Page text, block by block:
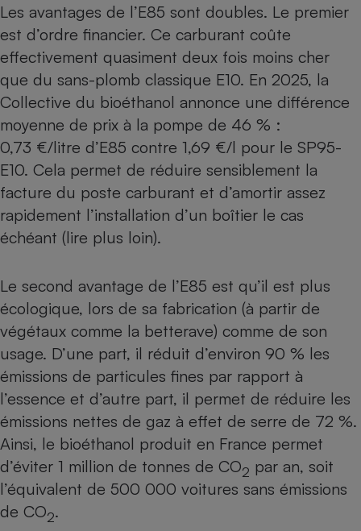
Les avantages de l’E85 sont doubles. Le premier
est d’ordre financier. Ce carburant coûte
effectivement quasiment deux fois moins cher
que du sans-plomb classique E10. En 2025, la
Collective du bioéthanol annonce une différence
moyenne de prix à la pompe de 46 % :
0,73 €/litre d’E85 contre 1,69 €/l pour le SP95-
E10. Cela permet de réduire sensiblement la
facture du poste carburant et d’amortir assez
rapidement l’installation d’un boîtier le cas
échéant (lire plus loin).
Le second avantage de l’E85 est qu’il est plus
écologique, lors de sa fabrication (à partir de
végétaux comme la betterave) comme de son
usage. D’une part, il réduit d’environ 90 % les
émissions de particules fines par rapport à
l’essence et d’autre part, il permet de réduire les
émissions nettes de gaz à effet de serre de 72 %.
Ainsi, le bioéthanol produit en France permet
d’éviter 1 million de tonnes de CO2 par an, soit
l’équivalent de 500 000 voitures sans émissions
de CO2.
Climatiseur -
Ventilateur
Cafetière à expressos
Robot ménager
Antivirus
Climatiseur -
Ventilateur